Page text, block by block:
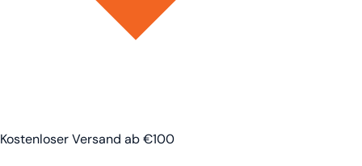
Kostenloser Versand ab €100